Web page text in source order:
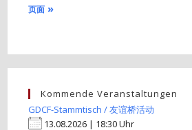
页面 »
Kommende Veranstaltungen
GDCF-Stammtisch / 友谊桥活动
13.08.2026 | 18:30 Uhr